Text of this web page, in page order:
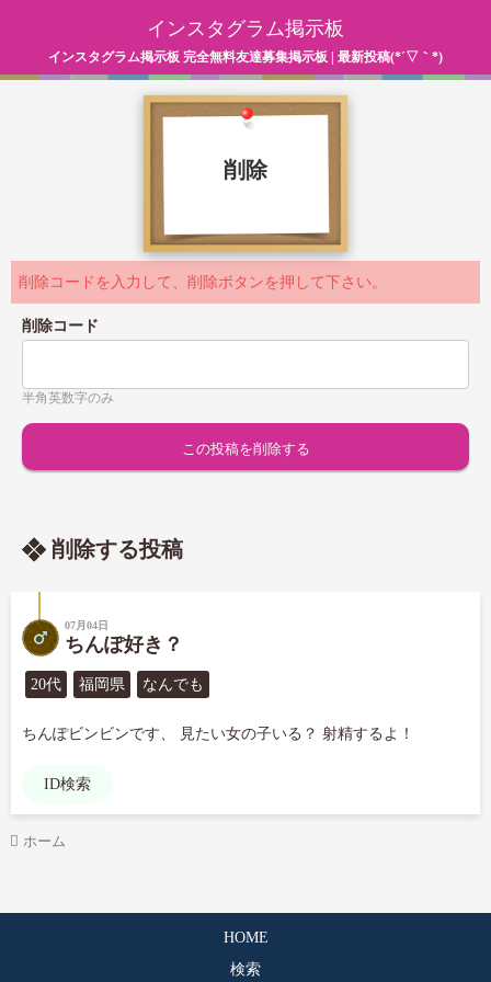
インスタグラム掲示板
インスタグラム掲示板 完全無料友達募集掲示板 | 最新投稿(*´▽｀*)
削除
削除コードを入力して、削除ボタンを押して下さい。
削除コード
半角英数字のみ
削除する投稿
07月04日
ちんぽ好き？
20代 福岡県 なんでも
ちんぽビンビンです、 見たい女の子いる？ 射精するよ！
ID検索
ホーム
HOME
検索